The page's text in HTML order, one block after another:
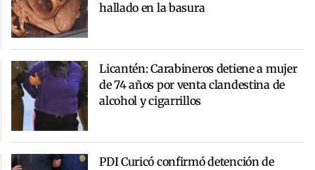
hallado en la basura
Licantén: Carabineros detiene a mujer
de 74 años por venta clandestina de
alcohol y cigarrillos
PDI Curicó confirmó detención de